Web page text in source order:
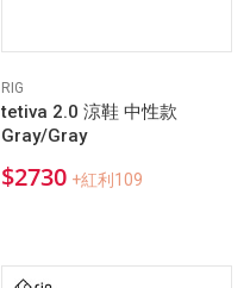
RIG
tetiva 2.0 涼鞋 中性款
Gray/Gray
$2730 +紅利109